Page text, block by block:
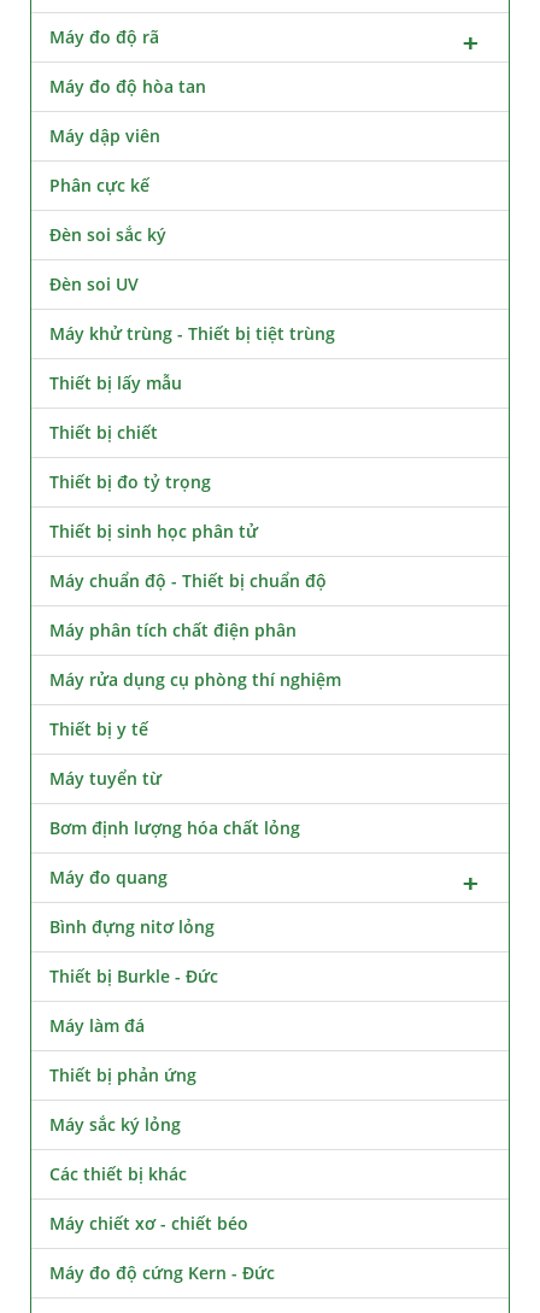
Máy đo độ rã
Máy đo độ hòa tan
Máy dập viên
Phân cực kế
Đèn soi sắc ký
Đèn soi UV
Máy khử trùng - Thiết bị tiệt trùng
Thiết bị lấy mẫu
Thiết bị chiết
Thiết bị đo tỷ trọng
Thiết bị sinh học phân tử
Máy chuẩn độ - Thiết bị chuẩn độ
Máy phân tích chất điện phân
Máy rửa dụng cụ phòng thí nghiệm
Thiết bị y tế
Máy tuyển từ
Bơm định lượng hóa chất lỏng
Máy đo quang
Bình đựng nitơ lỏng
Thiết bị Burkle - Đức
Máy làm đá
Thiết bị phản ứng
Máy sắc ký lỏng
Các thiết bị khác
Máy chiết xơ - chiết béo
Máy đo độ cứng Kern - Đức